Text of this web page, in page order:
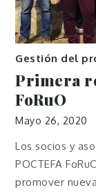
Gestión del
Primera
FoRuO
Mayo 26, 2020
Los socios y
POCTEFA
promover